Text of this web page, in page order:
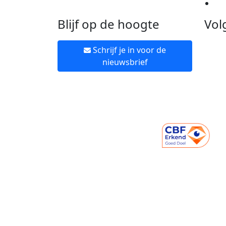
Blijf op de hoogte
Schrijf je in voor de
nieuwsbrief